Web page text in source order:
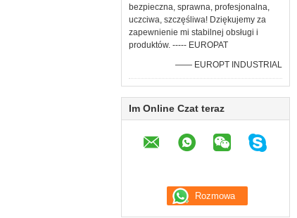
bezpieczna, sprawna, profesjonalna,
uczciwa, szczęśliwa! Dziękujemy za
zapewnienie mi stabilnej obsługi i
produktów. ----- EUROPAT
—— EUROPT INDUSTRIAL
Im Online Czat teraz